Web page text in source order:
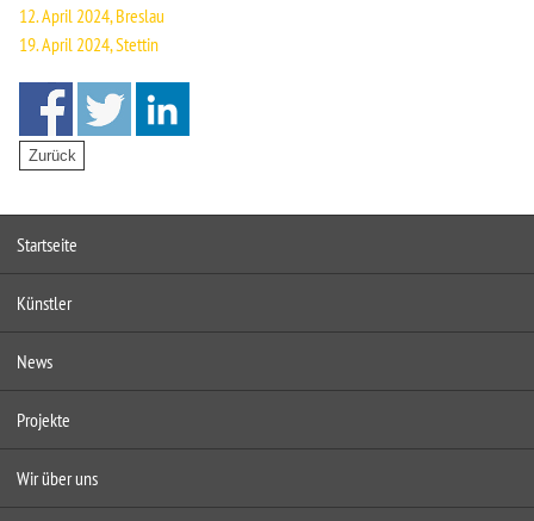
12. April 2024, Breslau
19. April 2024, Stettin
Startseite
Künstler
News
Projekte
Wir über uns